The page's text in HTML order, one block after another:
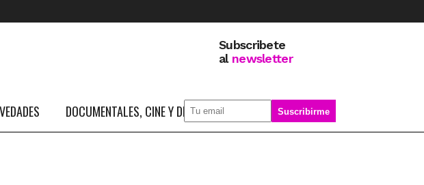
Subscribete
al newsletter
DOCUMENTALES, CINE Y DEPORTE SOBRE MÍ